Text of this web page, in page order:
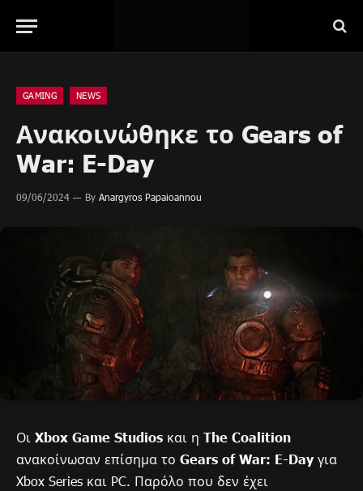
GAMING NEWS
Ανακοινώθηκε το Gears of
War: E-Day
09/06/2024 By Anargyros Papaioannou
Οι Xbox Game Studios και η The Coalition
ανακοίνωσαν επίσημα το Gears of War: E-Day για
Xbox Series και PC. Παρόλο που δεν έχει